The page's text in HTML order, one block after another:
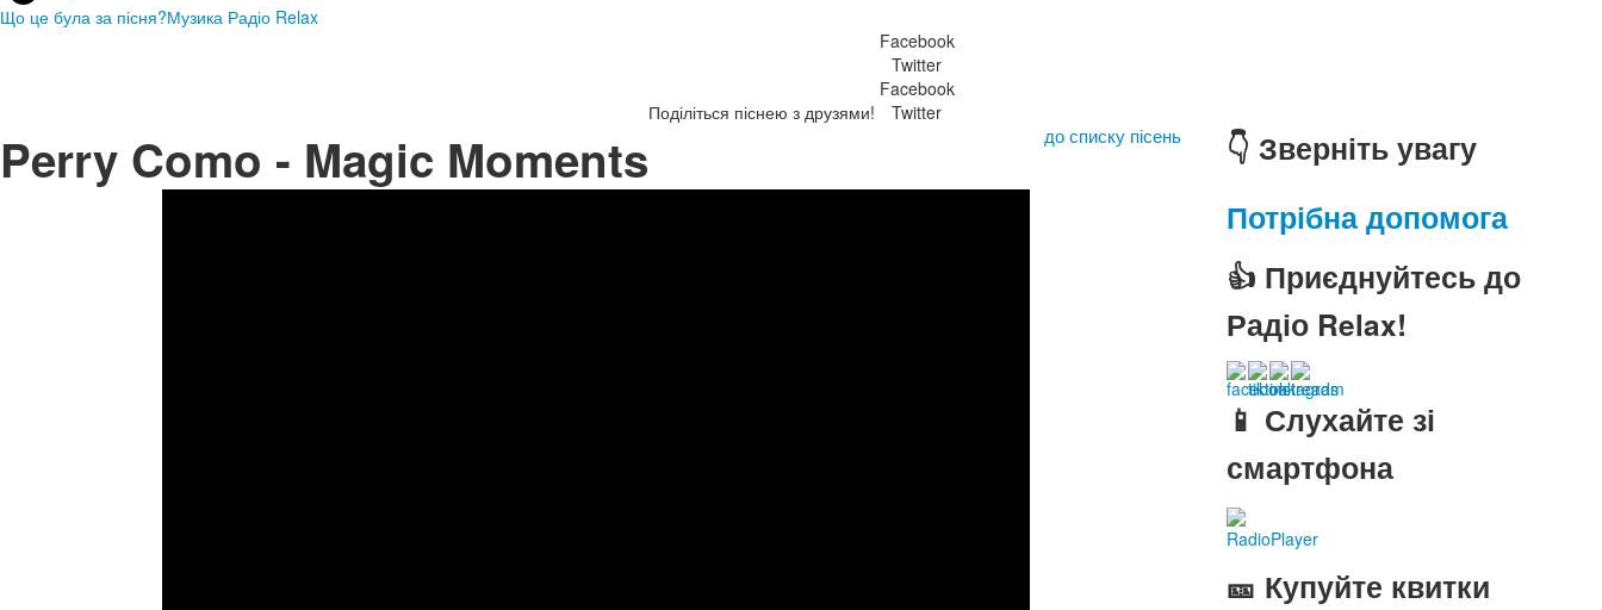
Що це була за пісня?Музика Радіо Relax
Поділіться піснею з друзями!
Facebook
Twitter
Facebook
Twitter
Perry Como - Magic Moments до списку пісень
👇 Зверніть увагу
Потрібна допомога
👍 Приєднуйтесь до
Радіо Relax!
📱 Слухайте зі
смартфона
RadioPlayer
🎫 Купуйте квитки